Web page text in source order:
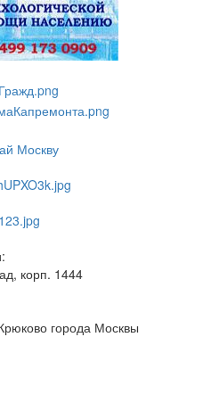
корп. 1444
города Москвы